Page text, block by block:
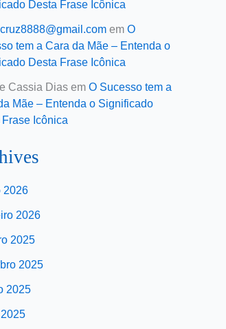
Desta Frase Icônica
em O
tem a Cara da Mãe – Entenda o
Desta Frase Icônica
Cassia Dias em O Sucesso tem a
Mãe – Entenda o Significado
Frase Icônica
2026
2026
2025
2025
2025